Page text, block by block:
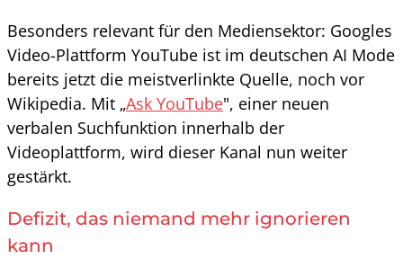
Besonders relevant für den Mediensektor: Googles
Video-Plattform YouTube ist im deutschen AI Mode
bereits jetzt die meistverlinkte Quelle, noch vor
Wikipedia. Mit „Ask YouTube", einer neuen
verbalen Suchfunktion innerhalb der
Videoplattform, wird dieser Kanal nun weiter
gestärkt.
Defizit, das niemand mehr ignorieren
kann